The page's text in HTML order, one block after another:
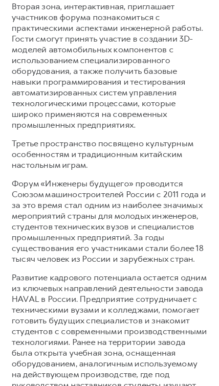
Вторая зона, интерактивная, приглашает
участников форума познакомиться с
практическими аспектами инженерной работы.
Гости смогут принять участие в создании 3D-
моделей автомобильных компонентов с
использованием специализированного
оборудования, а также получить базовые
навыки программирования и тестирования
автоматизированных систем управления
технологическими процессами, которые
широко применяются на современных
промышленных предприятиях.
Третье пространство посвящено культурным
особенностям и традиционным китайским
настольным играм.
Форум «Инженеры будущего» проводится
Союзом машиностроителей России с 2011 года и
за это время стал одним из наиболее значимых
мероприятий страны для молодых инженеров,
студентов технических вузов и специалистов
промышленных предприятий. За годы
существования его участниками стали более 18
тысяч человек из России и зарубежных стран.
Развитие кадрового потенциала остается одним
из ключевых направлений деятельности завода
HAVAL в России. Предприятие сотрудничает с
техническими вузами и колледжами, помогает
готовить будущих специалистов и знакомит
студентов с современными производственными
технологиями. Ранее на территории завода
была открыта учебная зона, оснащенная
оборудованием, аналогичным используемому
на действующем производстве, где под